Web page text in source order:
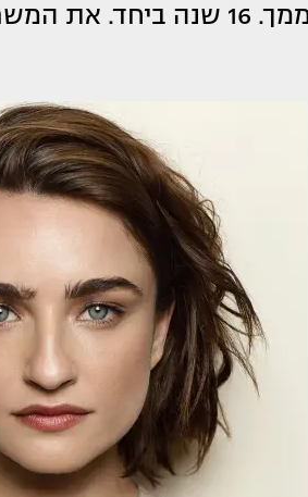
שלי, אתמול נפרדתי ממך. 16